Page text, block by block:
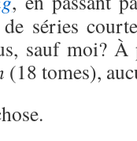
séries
sauf moi?
(18 tomes),